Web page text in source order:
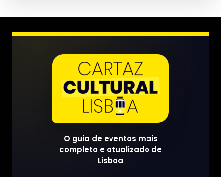
O guia de eventos mais
completo e atualizado de
Lisboa